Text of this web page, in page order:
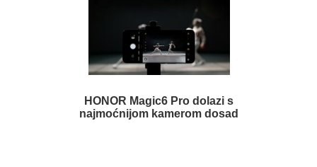
HONOR Magic6 Pro dolazi s
najmoćnijom kamerom dosad